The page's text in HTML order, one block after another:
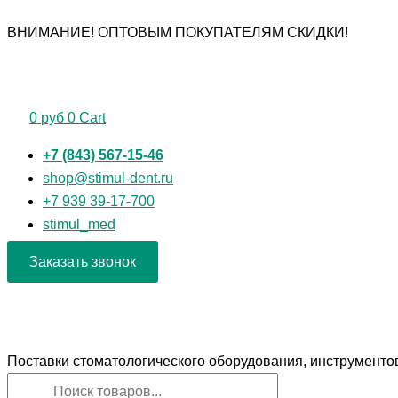
кВНИМАНИЕ! ОПТОВЫМ ПОКУПАТЕЛЯМ СКИДКИ!
0 руб 0 Cart
+7 (843) 567-15-46
shop@stimul-dent.ru
+7 939 39-17-700
stimul_med
Заказать звонок
Поставки стоматологического оборудования,
товаров
товаров
товара